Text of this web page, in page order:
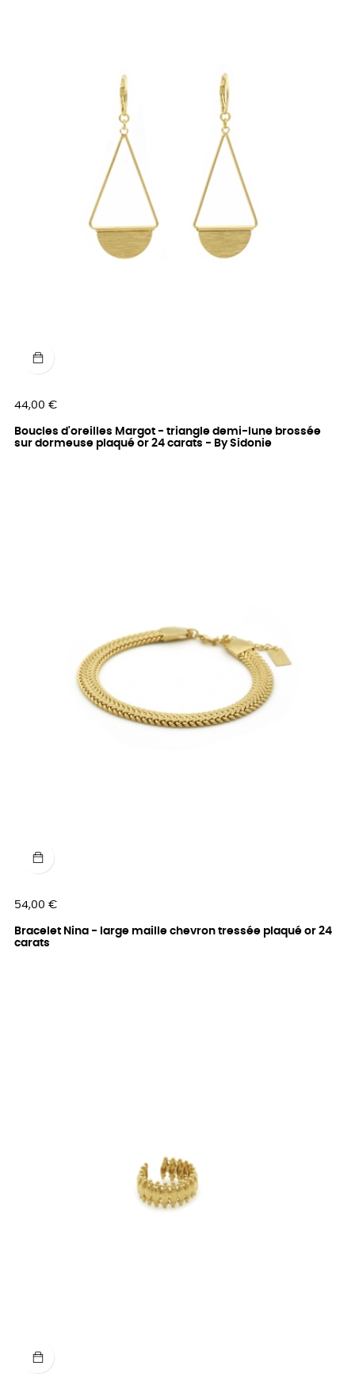
Prix
44,00 €
Boucles d'oreilles Margot - triangle demi-lune brossée
sur dormeuse plaqué or 24 carats - By Sidonie
Prix
54,00 €
Bracelet Nina - large maille chevron tressée plaqué or 24
carats